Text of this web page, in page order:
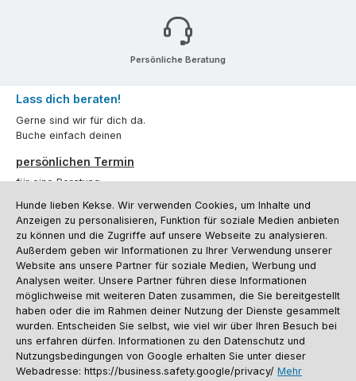
Persönliche Beratung
Lass dich beraten!
Gerne sind wir für dich da.
Buche einfach deinen
persönlichen Termin
für eine Beratung.
Oder über unserKontaktformular.
Vertrag widerrufen
Kundenservice
Informationen
Social Media und Kontakt
Hunde lieben Kekse. Wir verwenden Cookies, um Inhalte und
Anzeigen zu personalisieren, Funktion für soziale Medien anbieten
zu können und die Zugriffe auf unsere Webseite zu analysieren.
Außerdem geben wir Informationen zu Ihrer Verwendung unserer
Website ans unsere Partner für soziale Medien, Werbung und
Analysen weiter. Unsere Partner führen diese Informationen
möglichweise mit weiteren Daten zusammen, die Sie bereitgestellt
haben oder die im Rahmen deiner Nutzung der Dienste gesammelt
wurden. Entscheiden Sie selbst, wie viel wir über Ihren Besuch bei
uns erfahren dürfen. Informationen zu den Datenschutz und
Nutzungsbedingungen von Google erhalten Sie unter dieser
Webadresse: https://business.safety.google/privacy/ Mehr